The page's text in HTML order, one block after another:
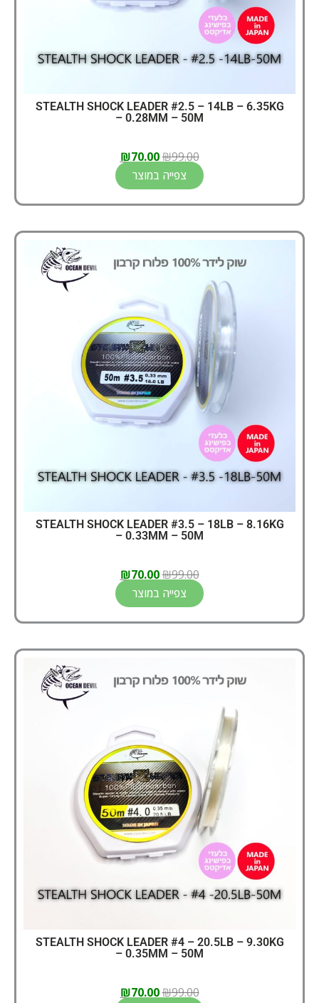
STEALTH SHOCK LEADER #2.5 – 14LB – 6.35KG
– 0.28MM – 50M
₪99.00
₪70.00
צפייה במוצר
STEALTH SHOCK LEADER #3.5 – 18LB – 8.16KG
– 0.33MM – 50M
₪99.00
₪70.00
צפייה במוצר
STEALTH SHOCK LEADER #4 – 20.5LB – 9.30KG
– 0.35MM – 50M
₪99.00
₪70.00